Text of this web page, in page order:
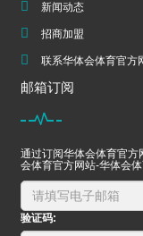
新闻动态
招商加盟
联系华体会体育官方
邮箱订阅
通过订阅华体会体育官方
会体育官方网站-华体会
验证码: